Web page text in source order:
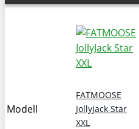
Modell
FATMOOSE
JollyJack Star
XXL